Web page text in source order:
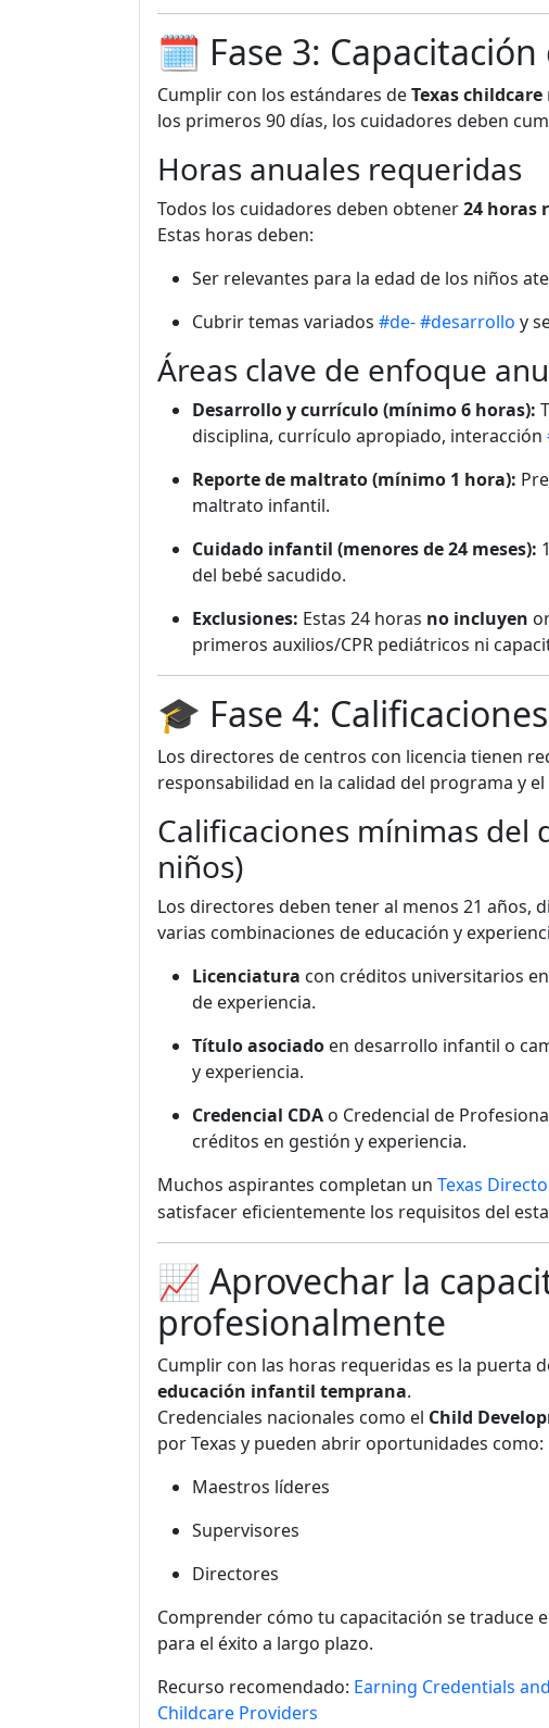
🗓️ Fase 3:
Cumplir con los estándares deTexas childcare
los primeros 90 días, los cuidadores deben
Horas anuales requeridas
Todos los cuidadores deben obtener24 horas
Estas horas deben:
Ser relevantes para la edad de los niños
Cubrir temas variados #de-#desarrollo y
Áreas clave de enfoque
Desarrollo y currículo (mínimo 6 horas):
disciplina, currículo apropiado, interacción
Reporte de maltrato (mínimo 1 hora):
maltrato infantil.
Cuidado infantil (menores de 24 meses):
del bebé sacudido.
Exclusiones: Estas 24 horas no incluyen
primeros auxilios/CPR pediátricos ni
🎓 Fase 4:
Los directores de centros con licencia tienen
responsabilidad en la calidad del programa y
Calificaciones mínimas del
niños)
Los directores deben tener al menos 21 años,
varias combinaciones de educación y
Licenciatura con créditos universitarios
de experiencia.
Título asociado en desarrollo infantil o
y experiencia.
Credencial CDA o Credencial de
créditos en gestión y experiencia.
Muchos aspirantes completan un Texas
satisfacer eficientemente los requisitos del
📈 Aprovechar la
profesionalmente
Cumplir con las horas requeridas es la puerta
educación infantil temprana.
Credenciales nacionales como el Child
por Texas y pueden abrir oportunidades como:
Maestros líderes
Supervisores
Directores
Comprender cómo tu capacitación se traduce
para el éxito a largo plazo.
Recurso recomendado: Earning Credentials
Childcare Providers